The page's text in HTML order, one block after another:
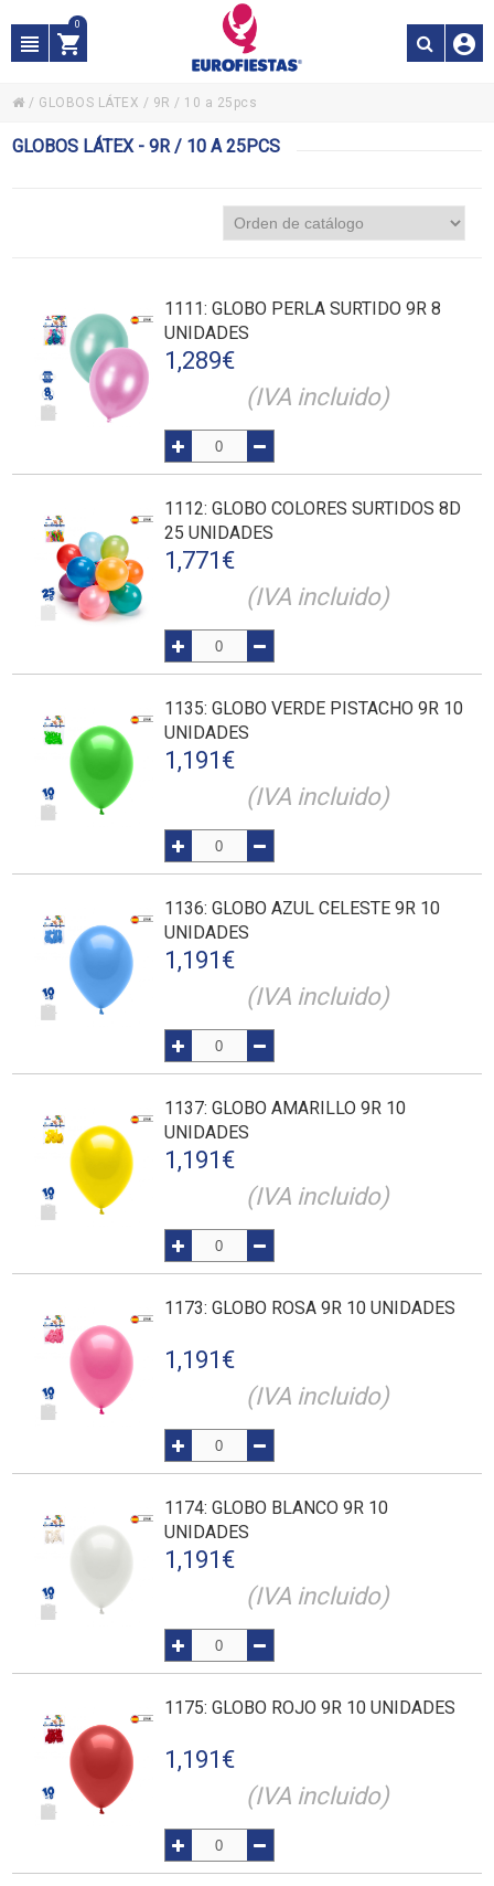
0
/ GLOBOS LÁTEX / 9R / 10 a 25pcs
GLOBOS LÁTEX - 9R / 10 A 25PCS
1111: GLOBO PERLA SURTIDO 9R 8
UNIDADES
1,289€
(IVA incluido)
1112: GLOBO COLORES SURTIDOS 8D
25 UNIDADES
1,771 €
(IVA incluido)
1135: GLOBO VERDE PISTACHO 9R 10
UNIDADES
1,191 €
(IVA incluido)
1136: GLOBO AZUL CELESTE 9R 10
UNIDADES
1,191 €
(IVA incluido)
1137: GLOBO AMARILLO 9R 10
UNIDADES
1,191 €
(IVA incluido)
1173: GLOBO ROSA 9R 10 UNIDADES
1,191 €
(IVA incluido)
1174: GLOBO BLANCO 9R 10
UNIDADES
1,191 €
(IVA incluido)
1175: GLOBO ROJO 9R 10 UNIDADES
1,191 €
(IVA incluido)